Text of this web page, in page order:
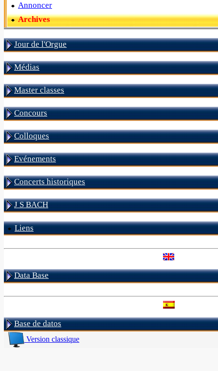
Annoncer
Archives
Jour de l'Orgue
Médias
Master classes
Concours
Colloques
Evénements
Concerts historiques
J S BACH
Liens
Data Base
Base de datos
Version classique